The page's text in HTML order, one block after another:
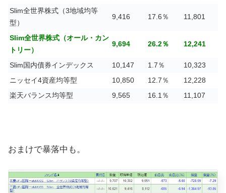
Slim全世界株式（3地域均等
型）
9,416 17.6％ 11,801
Slim全世界株式（オール・カン
トリー）
9,694 26.2％ 12,241
Slim国内債券インデックス 10,147 1.7％
10,323
ニッセイ4資産均等型
10,850 12.7％
12,228
楽天バランス均等型
9,565 16.1％ 11,107
おまけで暴落中も。